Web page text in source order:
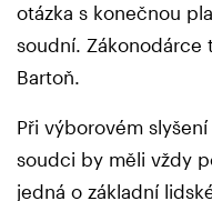
otázka s konečnou
soudní. Zákonodárce
Bartoň.
Při výborovém
soudci by měli vždy
jedná o základní